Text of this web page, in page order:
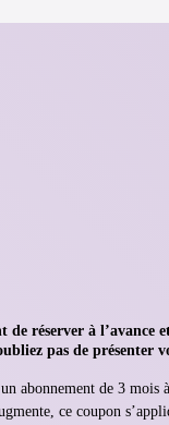
de réserver à l’avance
pas de présenter
abonnement de 3 mois
ce coupon